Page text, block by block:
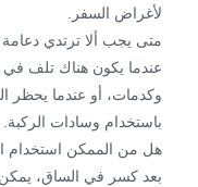
لأغراض السفر.
متى يجب ألا ترتدي دعامة
عندما يكون هناك تلف في
وكدمات، أو عندما يحظر
باستخدام وسادات الركبة.
هل من الممكن استخدام
بعد كسر في الساق،